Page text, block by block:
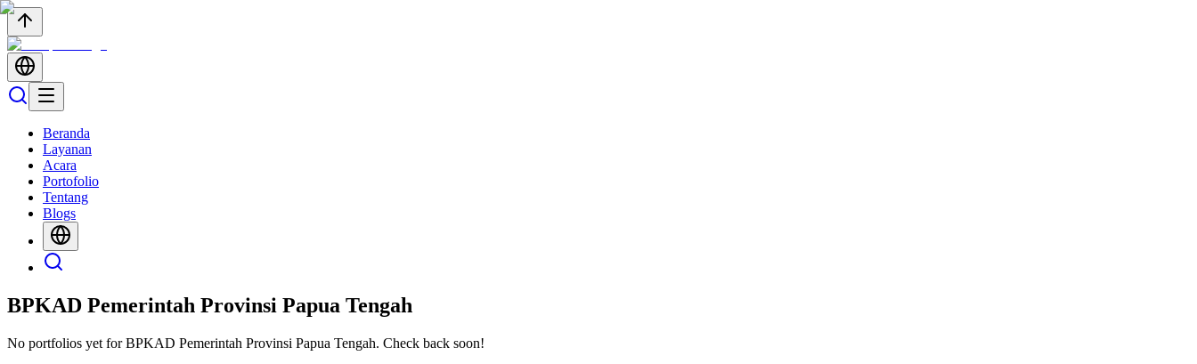
Beranda
Layanan
Acara
Portofolio
Tentang
Blogs
BPKAD Pemerintah Provinsi Papua Tengah
No portfolios yet forBPKAD Pemerintah Provinsi Papua Tengah. Check back soon!